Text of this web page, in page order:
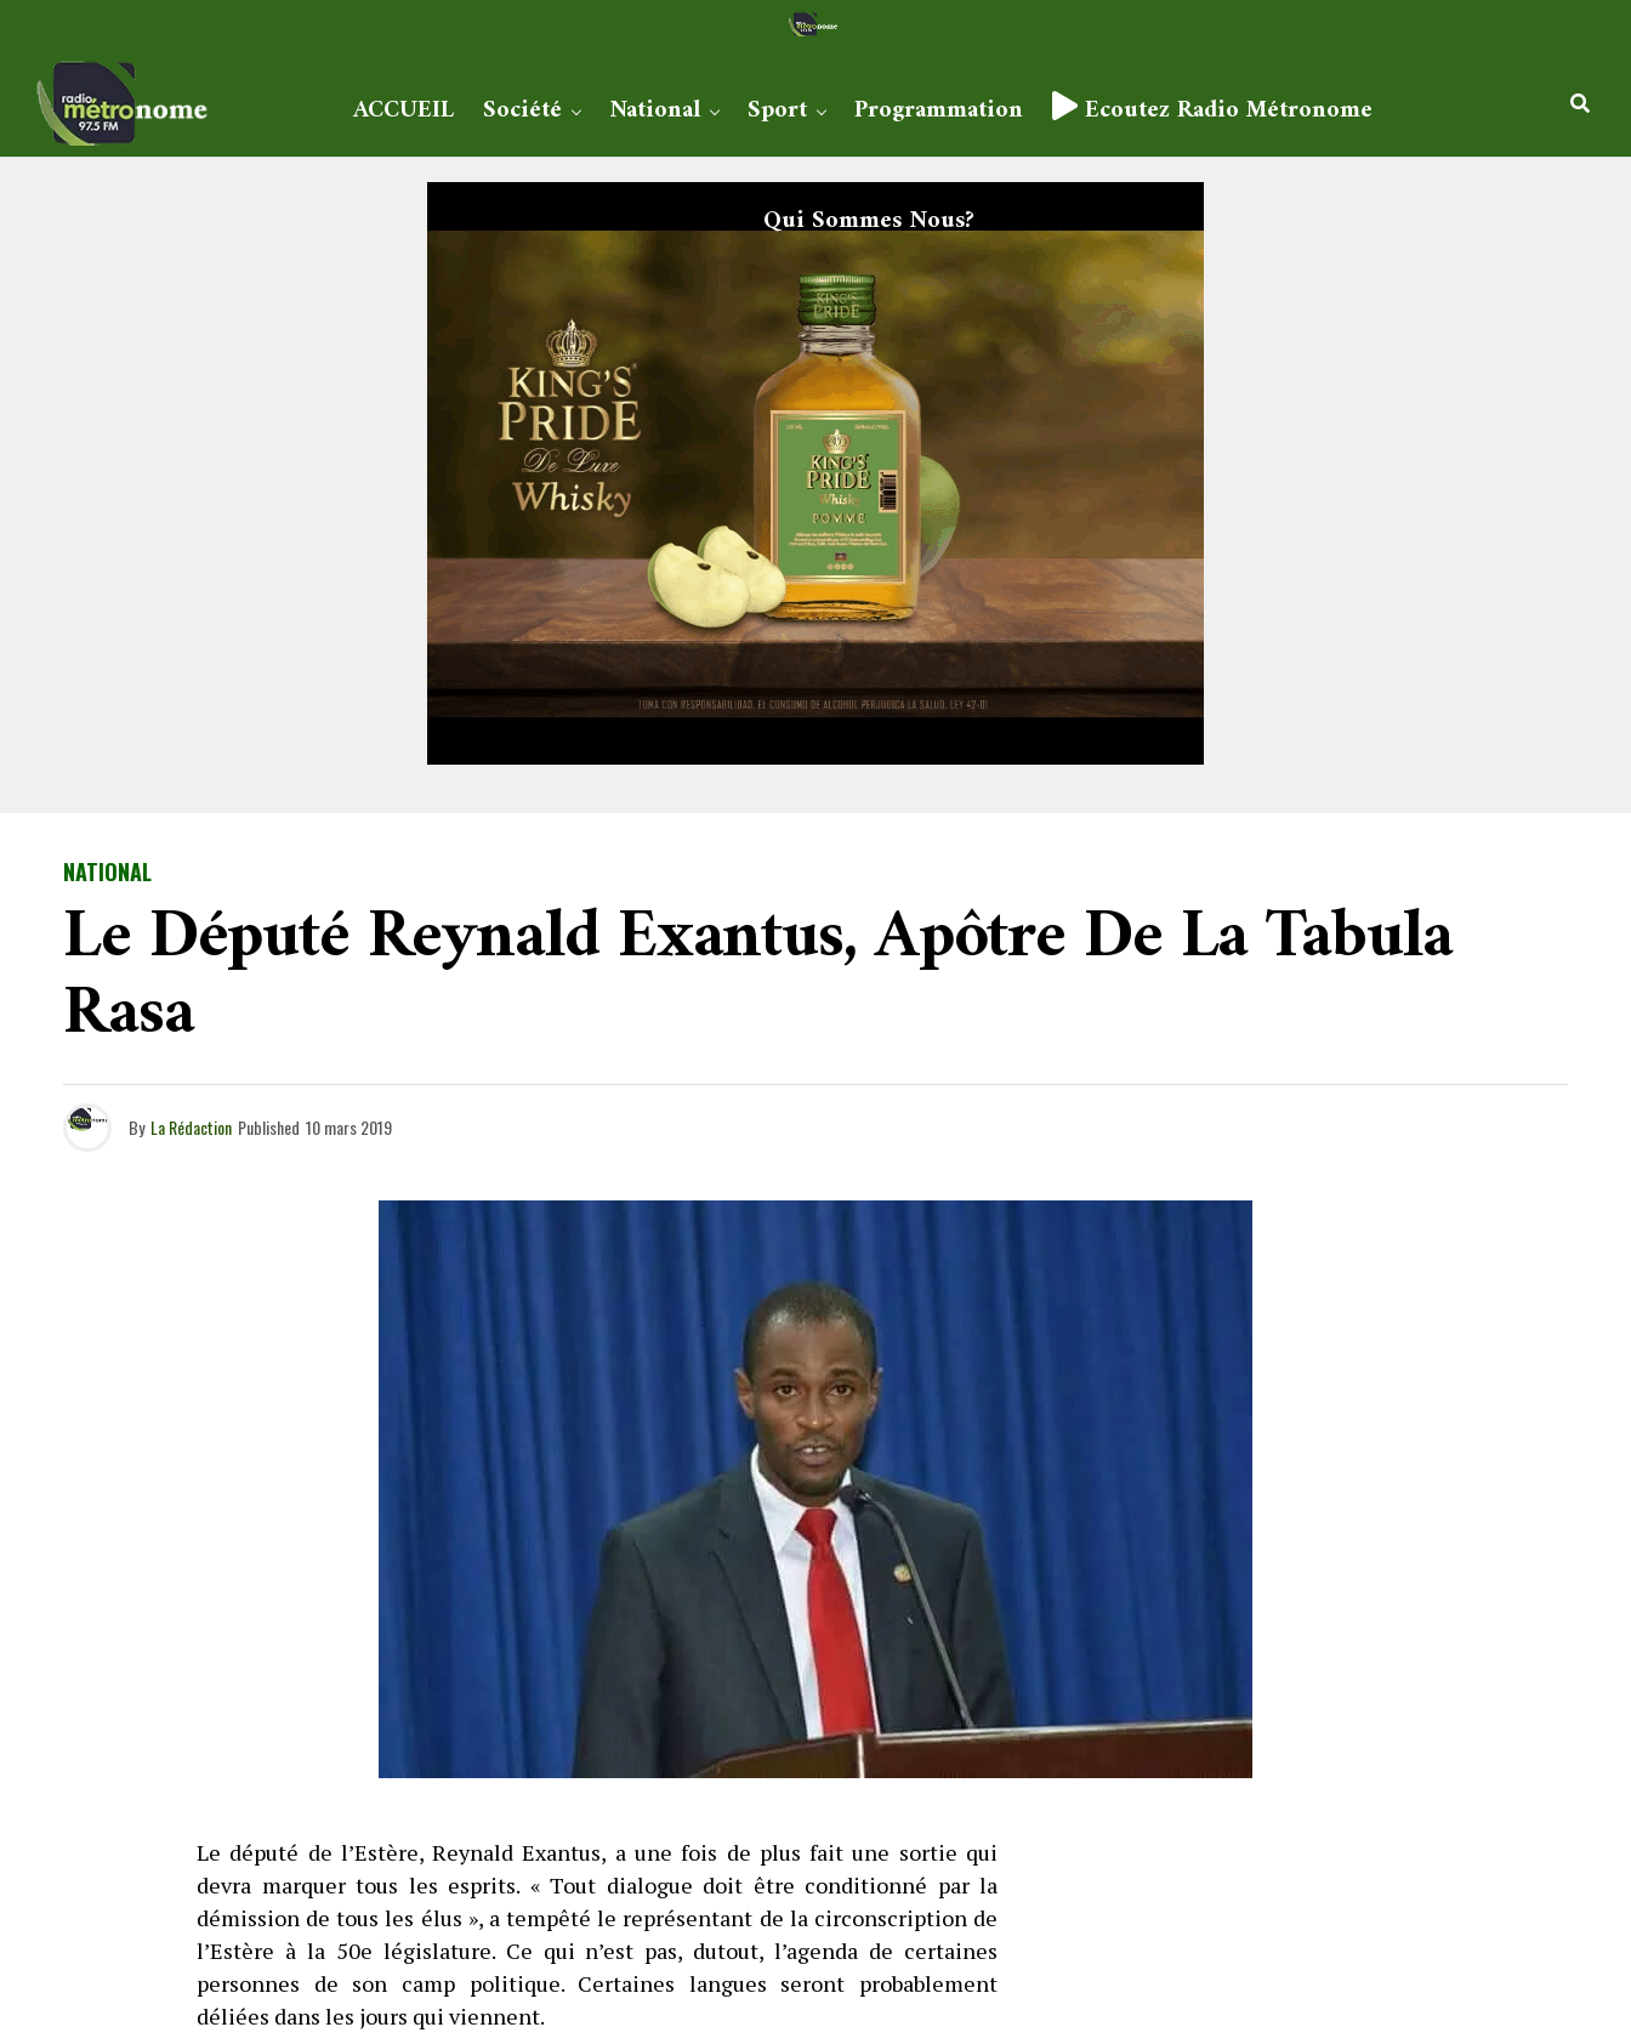
ACCUEIL Société National Sport Programmation Ecoutez Radio Métronome
Qui Sommes Nous?
NATIONAL
Le Député Reynald Exantus, Apôtre De La Tabula
Rasa
By La Rédaction Published 10 mars 2019
Le député de l’Estère, Reynald Exantus, a une fois de plus fait une sortie qui
devra marquer tous les esprits. « Tout dialogue doit être conditionné par la
démission de tous les élus », a tempêté le représentant de la circonscription de
l’Estère à la 50e législature. Ce qui n’est pas, dutout, l’agenda de certaines
personnes de son camp politique. Certaines langues seront probablement
déliées dans les jours qui viennent.